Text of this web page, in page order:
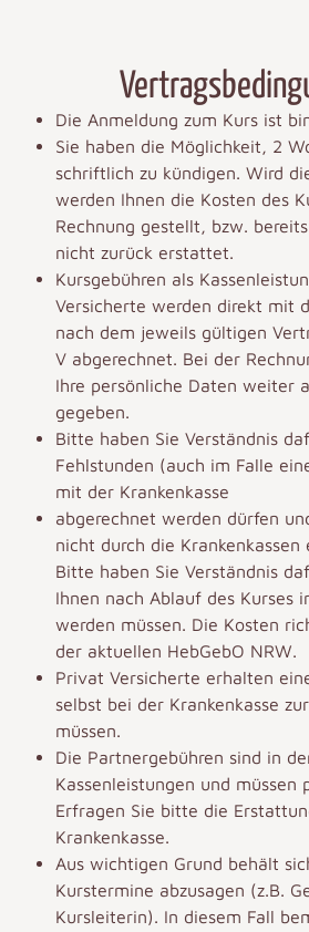
Die Anmeldung zum Kurs ist
Sie haben die Möglichkeit, 2
schriftlich zu kündigen. Wird
werden Ihnen die Kosten des
Rechnung gestellt, bzw.
nicht zurück erstattet.
Kursgebühren als
Versicherte werden direkt mit
nach dem jeweils gültigen
V abgerechnet. Bei der
Ihre persönliche Daten weiter
gegeben.
Bitte haben Sie Verständnis
Fehlstunden (auch im Falle
mit der Krankenkasse
abgerechnet werden dürfen
nicht durch die
Bitte haben Sie Verständnis
Ihnen nach Ablauf des Kurses
werden müssen. Die Kosten
der aktuellen HebGebO NRW.
Privat Versicherte erhalten
selbst bei der Krankenkasse
müssen.
Die Partnergebühren sind in
Kassenleistungen und
Erfragen Sie bitte die
Krankenkasse.
Aus wichtigen Grund behält
Kurstermine abzusagen (z.B.
Kursleiterin). In diesem Fall